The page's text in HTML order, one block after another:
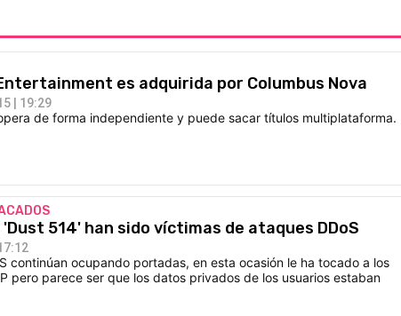
es adquirida por Columbus Nova
| 19:29
de forma independiente y puede sacar títulos multiplataforma.
'Dust 514' han sido víctimas de ataques DDoS
continúan ocupando portadas, en esta ocasión le ha tocado a los
pero parece ser que los datos privados de los usuarios estaban